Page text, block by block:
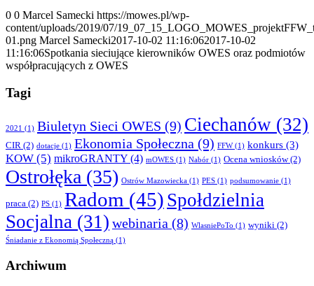
0 0 Marcel Samecki https://mowes.pl/wp-
content/uploads/2019/07/
01.png Marcel Samecki2017-10-02 11:16:062017-10-02
11:16:06Spotkania sieciujące kierowników OWES oraz podmiotów
współpracujących z OWES
Tagi
2021 (1) Biuletyn Sieci OWES (9) Ciechanów (32)
CIR (2) dotacje (1) Ekonomia Społeczna (9) FFW(1) konkurs (3)
KOW (5) mikroGRANTY (4) mOWES (1) Nabór (1) Ocena wniosków(2)
Ostrołęka (35) Ostrów Mazowiecka (1) PES (1) podsumowanie (1)
praca (2) PS (1) Radom (45) Społdzielnia
Socjalna (31) webinaria (8) WlasniePoTo (1) wyniki (2)
Śniadanie z Ekonomią Społeczną (1)
Archiwum